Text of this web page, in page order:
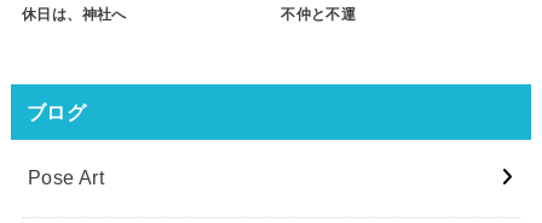
休日は、神社へ 不仲と不運
ブログ
Pose Art